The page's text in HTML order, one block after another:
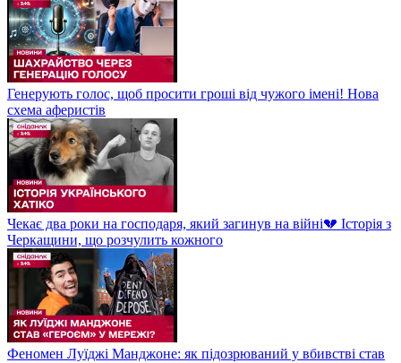
Генерують голос, щоб просити гроші від чужого імені! Нова
схема аферистів
Чекає два роки на господаря, який загинув на війні💔 Історія з
Черкащини, що розчулить кожного
Феномен Луїджі Манджоне: як підозрюваний у вбивстві став